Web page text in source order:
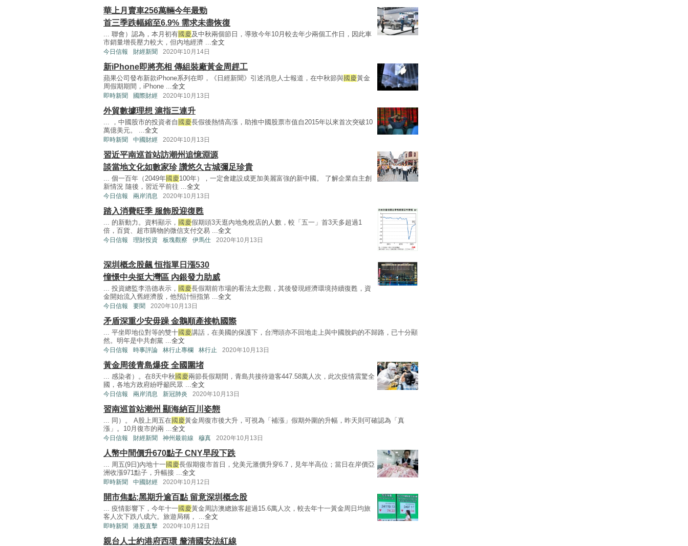
華上月賣車256萬輛今年最勁
首三季跌幅縮至6.9% 需求未盡恢復
... 聯會）認為，本月初有國慶及中秋兩個節日，導致今年10月較去年少兩個工作日，因此車
市銷量增長壓力較大，但內地經濟 ...全文
今日信報 財經新聞 2020年10月14日
新iPhone即將亮相 傳組裝廠黃金周趕工
蘋果公司發布新款iPhone系列在即，《日經新聞》引述消息人士報道，在中秋節與國慶黃金
周假期期間，iPhone ...全文
即時新聞 國際財經 2020年10月13日
外貿數據理想 滬指三連升
... ，中國股市的投資者自 國慶長假後熱情高漲，助推中國股票市值自2015年以來首次突破10
萬億美元。 ...全文
即時新聞 中國財經 2020年10月13日
習近平南巡首站訪潮州追憶淵源
談當地文化如數家珍 讚悠久古城彌足珍貴
... 個一百年（2049年國慶100年），一定會建設成更加美麗富強的新中國。 了解企業自主創
新情況 隨後，習近平前往 ...全文
今日信報 兩岸消息 2020年10月13日
踏入消費旺季 服飾股迎復甦
... 的新動力。資料顯示， 國慶假期頭3天逛內地免稅店的人數，較「五一」首3天多超過1
倍，百貨、超市購物的微信支付交易 ...全文
今日信報 理財投資 板塊觀察 伊馬仕 2020年10月13日
深圳概念股飆 恒指單日漲530
憧憬中央挺大灣區 內銀發力助威
... 投資總監李浩德表示， 國慶長假期前市場的看法太悲觀，其後發現經濟環境持續復甦，資
金開始流入舊經濟股，他預計恒指第 ...全文
今日信報 要聞 2020年10月13日
矛盾深重少安毋躁 金鵝順產接軌國際
... 平坐即地位對等的雙十國慶講話，在美國的保護下，台灣頭亦不回地走上與中國脫鈎的不歸路，已十分顯
然。明年是中共創黨 ...全文
今日信報 時事評論 林行止專欄 林行止 2020年10月13日
黃金周後青島爆疫 全國圍堵
... 感染者）。在8天中秋 國慶兩節長假期間，青島共接待遊客447.58萬人次，此次疫情震驚全
國，各地方政府紛呼籲民眾 ...全文
今日信報 兩岸消息 新冠肺炎 2020年10月13日
習南巡首站潮州 顯海納百川姿態
... 同）。 A股上周五在 國慶黃金周復市後大升，可視為「補漲」假期外圍的升幅，昨天則可確認為「真
漲」。10月復市的兩 ...全文
今日信報 財經新聞 神州最前線 穆真 2020年10月13日
人幣中間價升670點子 CNY早段下跌
... 周五(9日)內地十一 國慶長假期復市首日，兌美元滙價升穿6.7，見年半高位；當日在岸價亞
洲收漲971點子，升幅接 ...全文
即時新聞 中國財經 2020年10月12日
開市焦點:黑期升逾百點 留意深圳概念股
... 疫情影響下，今年十一 國慶黃金周訪澳總旅客超過15.6萬人次，較去年十一黃金周日均旅
客人次下跌八成六。旅遊局稱， ...全文
即時新聞 港股直擊 2020年10月12日
親台人士約港府西環 釐清國安法紅線